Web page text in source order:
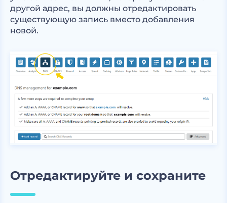
другой адрес, вы должны отредактировать
существующую запись вместо добавления
новой.
Отредактируйте и сохраните